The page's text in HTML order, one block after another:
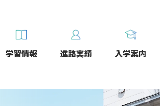
学習情報 進路実績 入学案内